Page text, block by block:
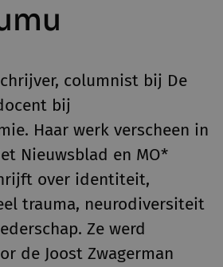
columnist bij De
bij
Haar werk verscheen in
Nieuwsblad en MO*
over identiteit,
trauma, neurodiversiteit
Ze werd
de Joost Zwagerman